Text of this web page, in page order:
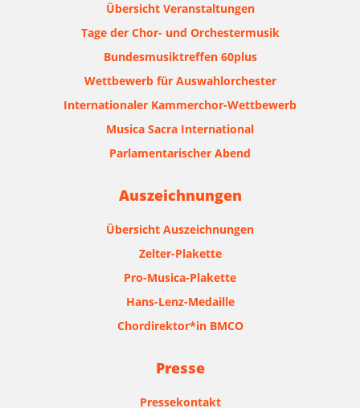
Übersicht Veranstaltungen
Tage der Chor- und Orchestermusik
Bundesmusiktreffen 60plus
Wettbewerb für Auswahlorchester
Internationaler Kammerchor-Wettbewerb
Musica Sacra International
Parlamentarischer Abend
Auszeichnungen
Übersicht Auszeichnungen
Zelter-Plakette
Pro-Musica-Plakette
Hans-Lenz-Medaille
Chordirektor*in BMCO
Presse
Pressekontakt